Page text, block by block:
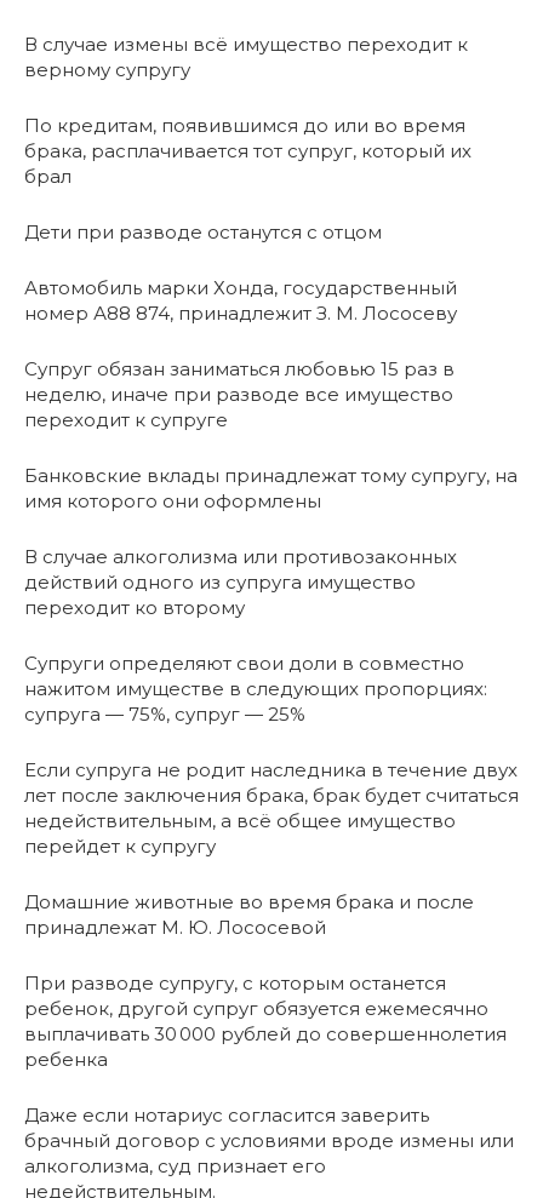
В случае измены всё имущество переходит к
верному супругу
По кредитам, появившимся до или во время
брака, расплачивается тот супруг, который их
брал
Дети при разводе останутся с отцом
Автомобиль марки Хонда, государственный
номер А88 874, принадлежит З. М. Лососеву
Супруг обязан заниматься любовью 15 раз в
неделю, иначе при разводе все имущество
переходит к супруге
Банковские вклады принадлежат тому супругу, на
имя которого они оформлены
В случае алкоголизма или противозаконных
действий одного из супруга имущество
переходит ко второму
Супруги определяют свои доли в совместно
нажитом имуществе в следующих пропорциях:
супруга — 75%, супруг — 25%
Если супруга не родит наследника в течение двух
лет после заключения брака, брак будет считаться
недействительным, а всё общее имущество
перейдет к супругу
Домашние животные во время брака и после
принадлежат М. Ю. Лососевой
При разводе супругу, с которым останется
ребенок, другой супруг обязуется ежемесячно
выплачивать 30 000 рублей до совершеннолетия
ребенка
Даже если нотариус согласится заверить
брачный договор с условиями вроде измены или
алкоголизма, суд признает его
недействительным.